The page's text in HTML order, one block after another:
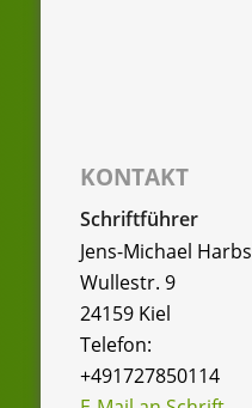
KONTAKT
Schriftführer
Jens-Michael Harbs
Wullestr. 9
24159 Kiel
Telefon:
+491727850114